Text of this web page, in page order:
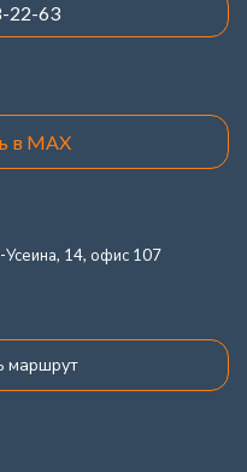
22-63
в MAX
14, офис 107
маршрут